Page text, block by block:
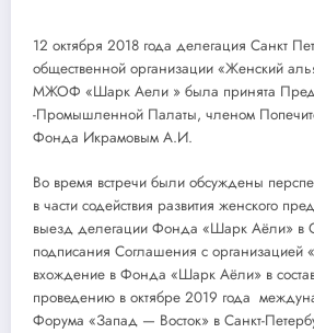
12 октября 2018 года делегация Санкт
общественной организации «Женский
МЖОФ «Шарк Аели » была принята
-Промышленной Палаты, членом
Фонда Икрамовым А.И.
Во время встречи были обсуждены
в части содействия развития женского
выезд делегации Фонда «Шарк Аёли» в
подписания Соглашения с организацией
вхождение в Фонда «Шарк Аёли» в состав
проведению в октябре 2019 года
Форума «Запад — Восток» в Санкт-